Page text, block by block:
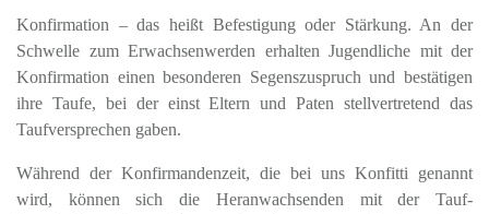
Konfirmation – das heißt Befestigung oder Stärkung. An der
Schwelle zum Erwachsenwerden erhalten Jugendliche mit der
Konfirmation einen besonderen Segenszuspruch und bestätigen
ihre Taufe, bei der einst Eltern und Paten stellvertretend das
Taufversprechen gaben.
Während der Konfirmandenzeit, die bei uns Konfitti genannt
wird, können sich die Heranwachsenden mit der Tauf-